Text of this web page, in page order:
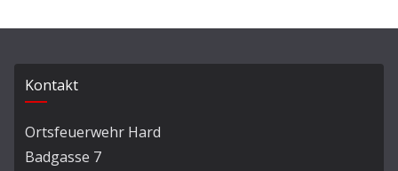
Kontakt
Ortsfeuerwehr Hard
Badgasse 7